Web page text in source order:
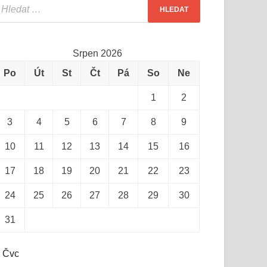
Srpen 2026
Po
Út St Čt Pá So Ne
1 2
3 4 5 6 7 8 9
10 11 12 13 14 15 16
17 18 19 20 21 22 23
24 25 26 27 28 29 30
31
Čvc